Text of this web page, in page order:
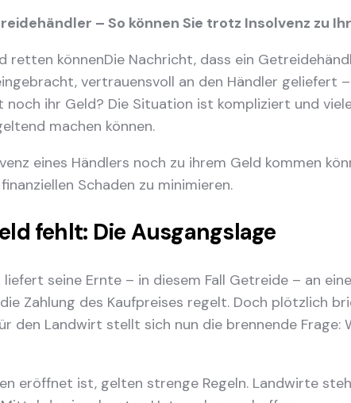
– So können Sie trotz Insolvenz zu
Die Nachricht, dass ein
vertrauensvoll an den Händler geliefert
ihr Geld? Die Situation ist kompliziert und
machen können.
eines Händlers noch zu ihrem Geld kommen
Schaden zu minimieren.
fehlt: Die Ausgangslage
seine Ernte – in diesem Fall Getreide – an
Zahlung des Kaufpreises regelt. Doch plötzlich
den Landwirt stellt sich nun die brennende
eröffnet ist, gelten strenge Regeln. Landwirte